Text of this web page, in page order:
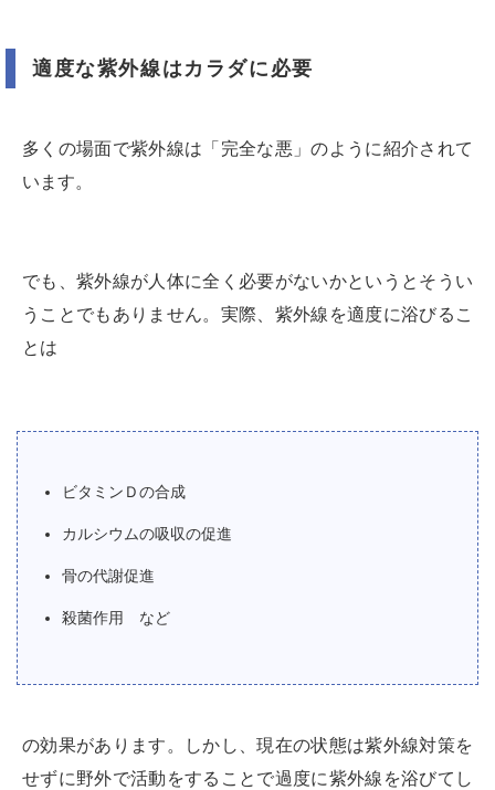
適度な紫外線はカラダに必要
多くの場面で紫外線は「完全な悪」のように紹介されて
います。
でも、紫外線が人体に全く必要がないかというとそうい
うことでもありません。実際、紫外線を適度に浴びるこ
とは
ビタミンＤの合成
カルシウムの吸収の促進
骨の代謝促進
殺菌作用 など
の効果があります。しかし、現在の状態は紫外線対策を
せずに野外で活動をすることで過度に紫外線を浴びてし